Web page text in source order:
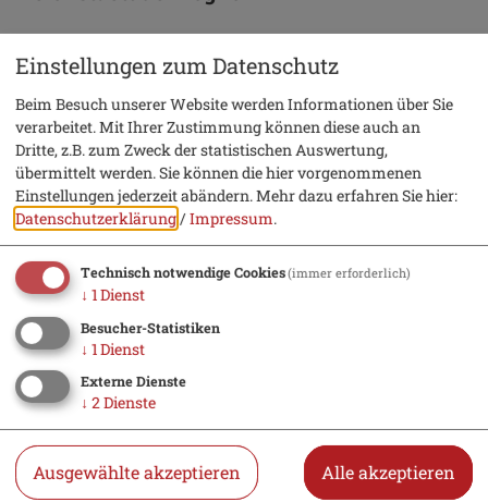
Möchten Sie von „OpenStreetMap/Leaflet“
bereitgestellte externe Inhalte laden?
Erziehungs- und Familienberatung
Eichstätt
Ostenstraße 31 a
85072 Eichstätt
Einstellungen zum Datenschutz
Beim Besuch unserer Website werden Informationen über Sie
verarbeitet. Mit Ihrer Zustimmung können diese auch an
Dritte, z.B. zum Zweck der statistischen Auswertung,
übermittelt werden. Sie können die hier vorgenommenen
Einstellungen jederzeit abändern.Mehr dazu erfahren Sie hier:
Datenschutzerklärung/Impressum.
Technisch notwendige Cookies(immer erforderlich)
↓ 1 Dienst
Besucher-Statistiken
↓ 1 Dienst
Externe Dienste
↓ 2Dienste
Ausgewählte akzeptieren Alle akzeptieren